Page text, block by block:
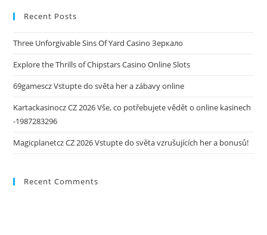
Recent Posts
Three Unforgivable Sins Of Yard Casino Зеркало
Explore the Thrills of Chipstars Casino Online Slots
69gamescz Vstupte do světa her a zábavy online
Kartackasinocz CZ 2026 Vše, co potřebujete vědět o online kasinech
-1987283296
Magicplanetcz CZ 2026 Vstupte do světa vzrušujících her a bonusů!
Recent Comments